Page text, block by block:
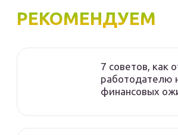
РЕКОМЕНДУЕМ
7 советов, как
работодателю
финансовых